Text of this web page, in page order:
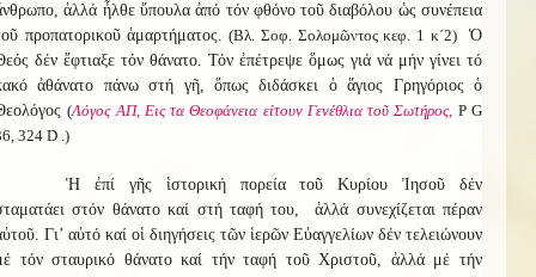
ἀλλά ἦλθε ὕπουλα ἀπό τόν φθόνο τοῦ διαβόλου ὡς συνέπεια
προπατορικοῦ ἁμαρτήματος. (Βλ. Σοφ. Σολομῶντος κεφ. 1 κ΄2)
Ὁ
δέν ἔφτιαξε τόν θάνατο. Τόν ἐπέτρεψε ὅμως γιά νά μήν γίνει τό
ἀθάνατο πάνω στή γῆ, ὅπως διδάσκει ὁ ἅγιος Γρηγόριος ὁ
(Λόγος ΑΠ, Εις τα Θεοφάνεια είτουν Γενέθλια τοῦ Σωτήρος, Ρ G
324 D .)
Ἡ ἐπί γῆς ἱστορική πορεία τοῦ Κυρίου Ἰησοῦ δέν
στόν θάνατο καί στή ταφή του, ἀλλά συνεχίζεται πέραν
Γι’ αὐτό καί οἱ διηγήσεις τῶν ἱερῶν Εὐαγγελίων δέν τελειώνουν
τόν σταυρικό θάνατο καί τήν ταφή τοῦ Χριστοῦ, ἀλλά μέ τήν